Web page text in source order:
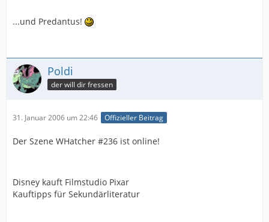
...und Predantus!
Poldi
der will dir fressen
31. Januar 2006 um 22:46 Offizieller Beitrag
Der Szene WHatcher #236 ist online!
Disney kauft Filmstudio Pixar
Kauftipps für Sekundärliteratur